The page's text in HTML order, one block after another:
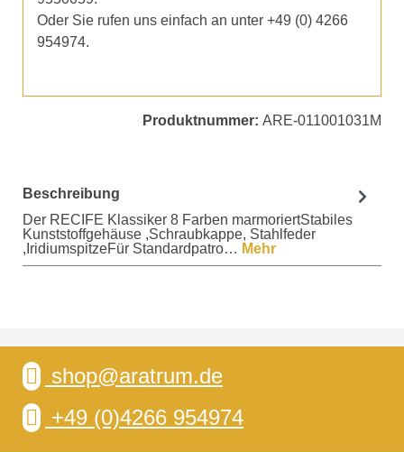
Oder Sie rufen uns einfach an unter +49 (0) 4266
954974.
Produktnummer: ARE-011001031M
Beschreibung
Der RECIFE Klassiker 8 Farben marmoriertStabiles
Kunststoffgehäuse ,Schraubkappe, Stahlfeder
,IridiumspitzeFür Standardpatro… Mehr
shop@aratrum.de
+49 (0)4266 954974